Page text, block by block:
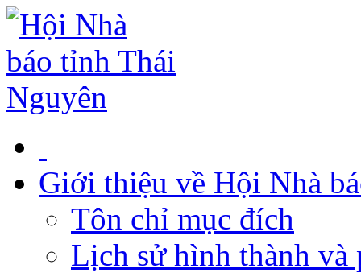
Giới thiệu về Hội Nhà
Tôn chỉ mục đích
Lịch sử hình thành và